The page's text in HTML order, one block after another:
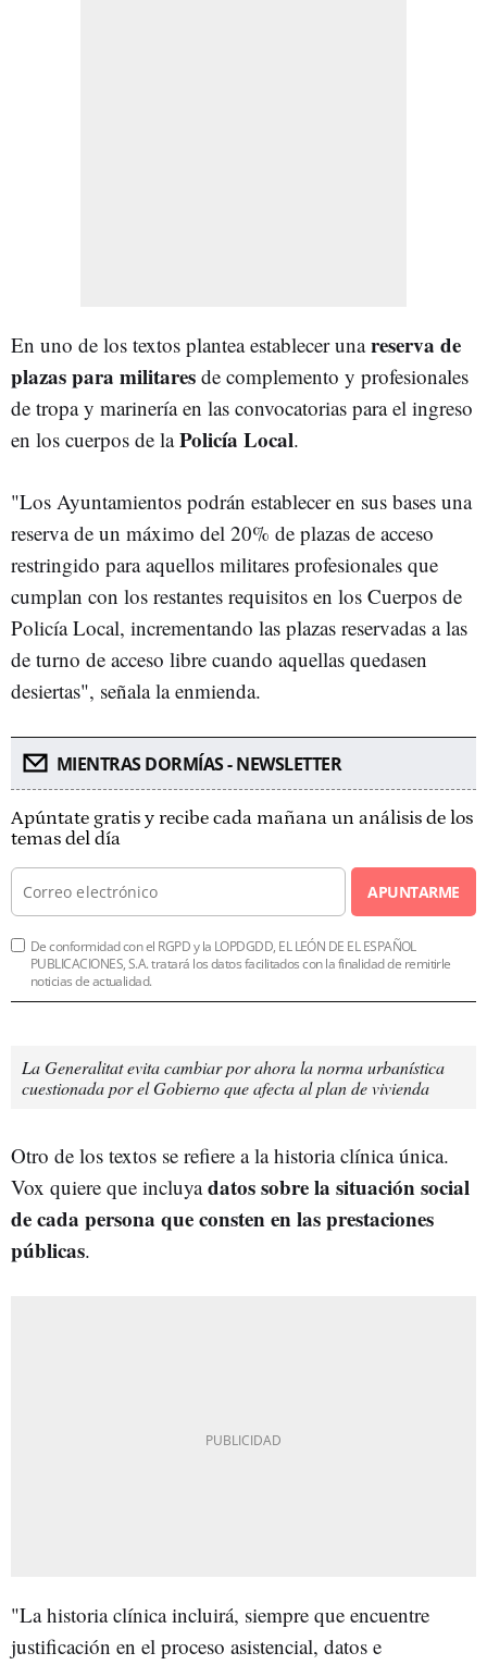
En uno de los textos plantea establecer unareserva de
plazas para militares de complemento y profesionales
de tropa y marinería en las convocatorias para el ingreso
en los cuerpos de laPolicía Local.
"Los Ayuntamientos podrán establecer en sus bases una
reserva de un máximo del 20% de plazas de acceso
restringido para aquellos militares profesionales que
cumplan con los restantes requisitos en los Cuerpos de
Policía Local, incrementando las plazas reservadas a las
de turno de acceso libre cuando aquellas quedasen
desiertas", señala la enmienda.
MIENTRAS DORMÍAS - NEWSLETTER
Apúntate gratis y recibe cada mañana un análisis de los
temas del día
APUNTARME
De conformidad con el RGPD y la LOPDGDD, EL LEÓN DE EL ESPAÑOL
PUBLICACIONES, S.A. tratará los datos facilitados con la finalidad de remitirle
noticias de actualidad.
La Generalitat evita cambiar por ahora la norma urbanística
cuestionada por el Gobierno que afecta al plan de vivienda
Otro de los textos se refiere a la historia clínica única.
Vox quiere que incluyadatos sobre la situación social
de cada persona que consten en las prestaciones
públicas.
"La historia clínica incluirá, siempre que encuentre
justificación en el proceso asistencial, datos e